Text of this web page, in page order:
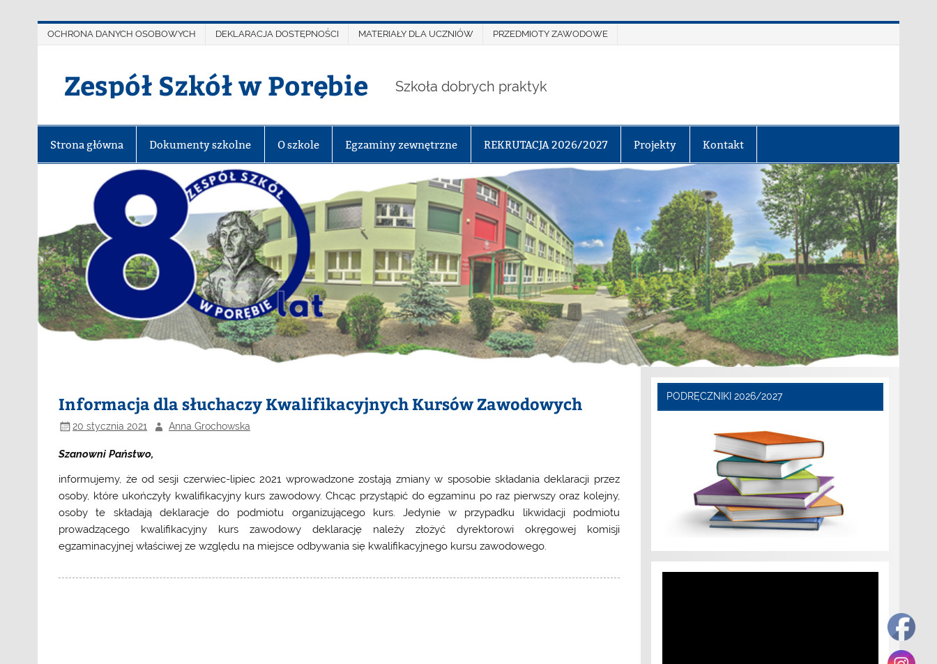
OCHRONA DANYCH OSOBOWYCH DEKLARACJA DOSTĘPNOŚCI MATERIAŁY DLA UCZNIÓW PRZEDMIOTY ZAWODOWE
Zespół Szkół w Porębie Szkoła dobrych praktyk
Strona główna Dokumenty szkolne O szkole Egzaminy zewnętrzne REKRUTACJA 2026/2027 Projekty Kontakt
Informacja dla słuchaczy Kwalifikacyjnych Kursów Zawodowych
20 stycznia 2021 Anna Grochowska
Szanowni Państwo,
informujemy, żeod sesji czerwiec-lipiec 2021 wprowadzone zostają zmiany w sposobie składania deklaracji przez
osoby, które ukończyły kwalifikacyjny kurs zawodowy. Chcąc przystąpić do egzaminu po raz pierwszy oraz kolejny,
osoby te składają deklaracje do podmiotu organizującego kurs. Jedyniew przypadku likwidacji podmiotu
prowadzącego kwalifikacyjny kurs zawodowy deklarację należy złożyć dyrektorowi okręgowej komisji
egzaminacyjnejwłaściwej ze względu na miejsce odbywania się kwalifikacyjnego kursu zawodowego.
PODRĘCZNIKI 2026/2027